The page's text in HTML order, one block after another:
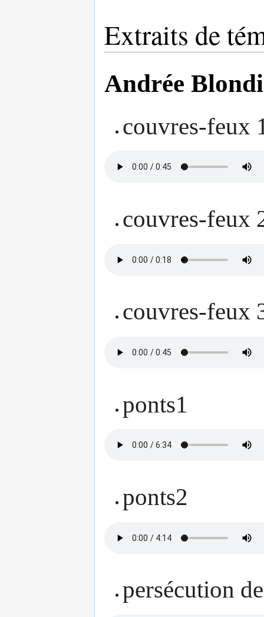
Extraits de
Andrée
couvres-feux
couvres-feux
couvres-feux
ponts1
ponts2
persécution